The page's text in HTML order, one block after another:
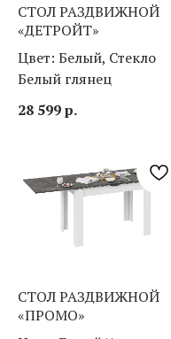
СТОЛ РАЗДВИЖНОЙ
«ДЕТРОЙТ»
Цвет: Белый, Стекло
Белый глянец
28 599р.
СТОЛ РАЗДВИЖНОЙ
«ПРОМО»